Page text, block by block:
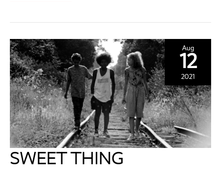
SWEET THING
Aug
12
2021